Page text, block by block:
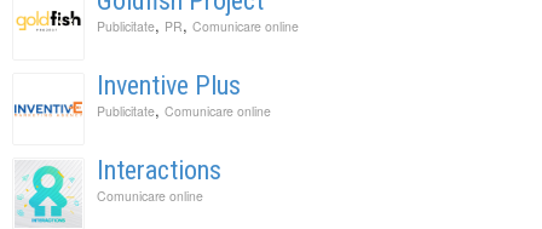
Publicitate, PR, Comunicare online
Inventive Plus
Publicitate, Comunicare online
Interactions
Comunicare online